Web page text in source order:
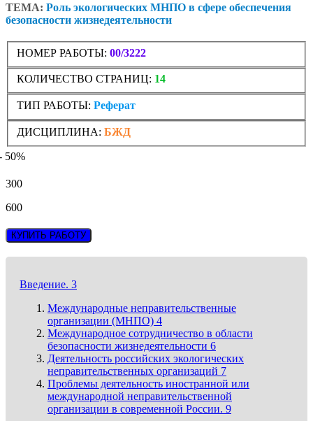
ТЕМА: Роль экологических МНПО в сфере обеспечения
безопасности жизнедеятельности
НОМЕР РАБОТЫ: 00/3222
КОЛИЧЕСТВО СТРАНИЦ: 14
ТИП РАБОТЫ: Реферат
ДИСЦИПЛИНА: БЖД
50%
300
600
КУПИТЬ РАБОТУ
Введение. 3
Международные неправительственные
организации (МНПО) 4
Международное сотрудничество в области
безопасности жизнедеятельности 6
Деятельность российских экологических
неправительственных организаций 7
Проблемы деятельность иностранной или
международной неправительственной
организации в современной России. 9